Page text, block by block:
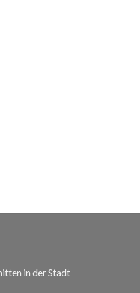
in der Stadt